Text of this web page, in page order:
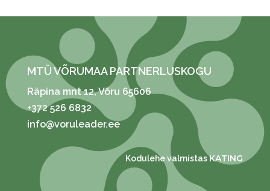
MTÜ VÕRUMAA PARTNERLUSKOGU
Räpina mnt 12, Võru 65606
+372 526 6832
info@voruleader.ee
Kodulehe valmistasKATING